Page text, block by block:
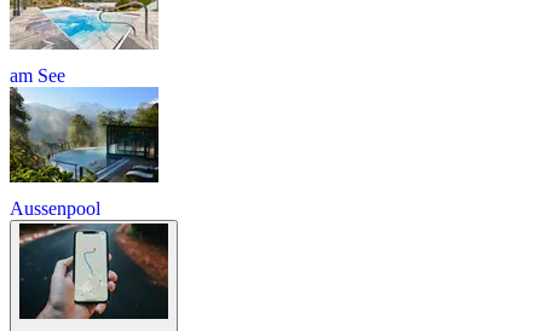
am See
Aussenpool